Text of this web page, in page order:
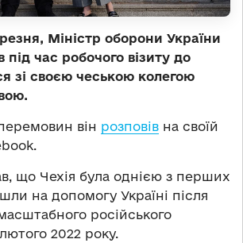
Міністр оборони України
час робочого візиту до
зі своєю чеською колегою
він розповів на своїй
що Чехія була однією з перших
на допомогу Україні після
російського
2022 року.